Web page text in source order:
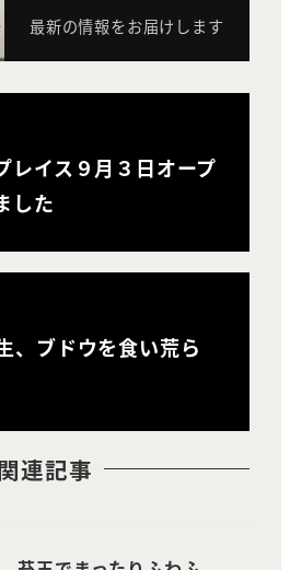
最新の情報をお届けします
レイス９月３日オープ
した
、ブドウを食い荒ら
連記事